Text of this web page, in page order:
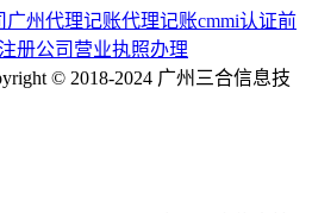
广州代理记账代理记账cmmi认证前
册公司 营业执照办理
© 2018-2024 广州三合信息技